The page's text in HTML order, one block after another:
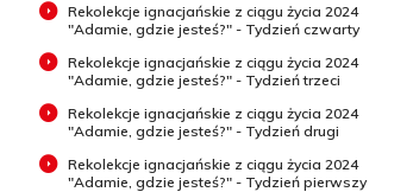
Rekolekcje ignacjańskie z ciągu życia 2024
"Adamie, gdzie jesteś?" - Tydzień czwarty
Rekolekcje ignacjańskie z ciągu życia 2024
"Adamie, gdzie jesteś?" - Tydzień trzeci
Rekolekcje ignacjańskie z ciągu życia 2024
"Adamie, gdzie jesteś?" - Tydzień drugi
Rekolekcje ignacjańskie z ciągu życia 2024
"Adamie, gdzie jesteś?" - Tydzień pierwszy